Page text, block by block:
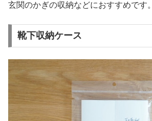
玄関のかぎの収納などにおすすめです。
靴下収納ケース